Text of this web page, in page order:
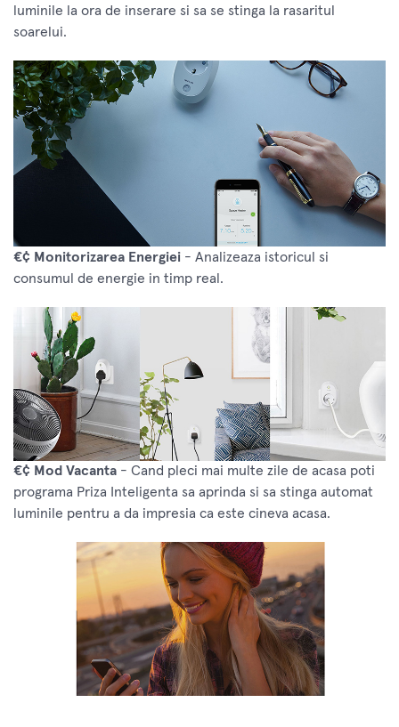
luminile la ora de inserare si sa se stinga la rasaritul
soarelui.
€¢ Monitorizarea Energiei - Analizeaza istoricul si
consumul de energie in timp real.
€¢ Mod Vacanta - Cand pleci mai multe zile de acasa poti
programa Priza Inteligenta sa aprinda si sa stinga automat
luminile pentru a da impresia ca este cineva acasa.